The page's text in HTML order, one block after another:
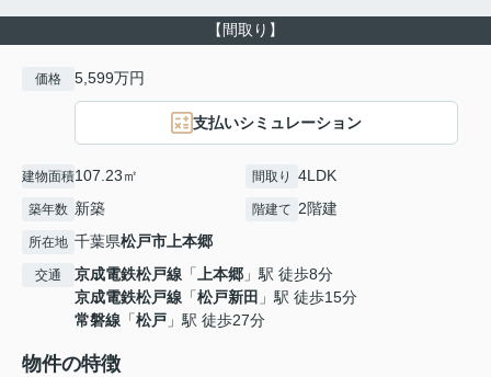
【間取り】
価格 5,599万円
支払いシミュレーション
建物面積107.23㎡ 間取り 4LDK
築年数 新築 階建て 2階建
所在地 千葉県松戸市上本郷
交通 京成電鉄松戸線 「上本郷 」駅 徒歩8分
京成電鉄松戸線 「松戸新田 」駅 徒歩15分
常磐線 「松戸 」駅 徒歩27分
物件の特徴